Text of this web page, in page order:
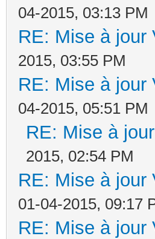
04-2015, 03:13 PM
RE: Mise à jour
2015, 03:55 PM
RE: Mise à jour
04-2015, 05:51 PM
RE: Mise à
2015, 02:54 PM
RE: Mise à jour
01-04-2015, 09:17
RE: Mise à jour